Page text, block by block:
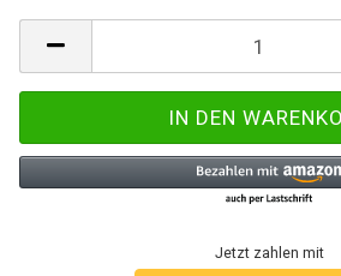
Jetzt zahlen mit